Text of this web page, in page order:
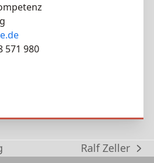
571 980
Nächster
Ralf Zeller